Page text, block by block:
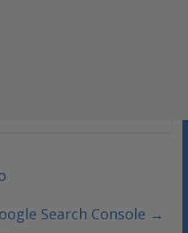
Search Console →